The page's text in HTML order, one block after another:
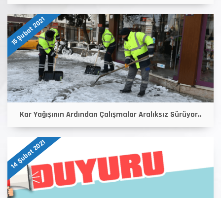
15 Şubat 2021
Kar Yağışının Ardından Çalışmalar Aralıksız Sürüyor..
14 Şubat 2021